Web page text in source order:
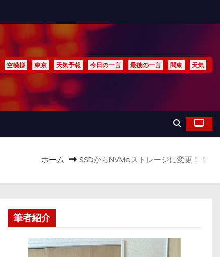
空模様 東京 天気予報 今日の一言 最後の一言 関東 天気
ホーム SSDからNVMeストレージに変更！！
筆者紹介